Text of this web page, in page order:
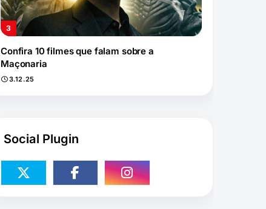
Confira 10 filmes que falam sobre a
Maçonaria
3.12.25
Social Plugin